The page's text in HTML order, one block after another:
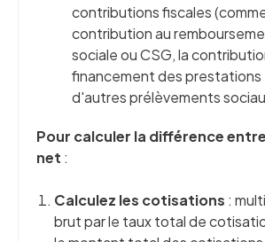
contributions fiscales
contribution au
sociale ou CSG, la
financement des prestations
d'autres prélèvements
Pour calculer la différence
net :
Calculez les cotisations :
brut par le taux total de